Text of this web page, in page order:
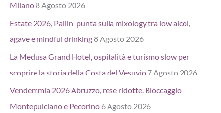
Milano8 Agosto 2026
Estate 2026, Pallini punta sulla mixology tra low alcol,
agave e mindful drinking8 Agosto 2026
La Medusa Grand Hotel, ospitalità e turismo slow per
scoprire la storia della Costa del Vesuvio 7 Agosto 2026
Vendemmia 2026 Abruzzo, rese ridotte. Bloccaggio
Montepulciano e Pecorino 6 Agosto 2026